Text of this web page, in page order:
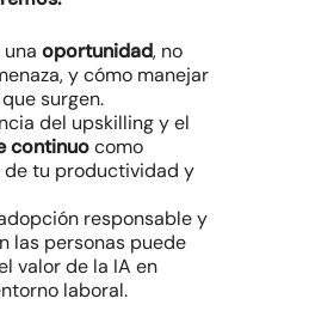
oportunidad, no
y cómo manejar
surgen.
del upskillingy el
continuocomo
de tu productividad y
responsable y
las personas puede
valor de la IA en
laboral.